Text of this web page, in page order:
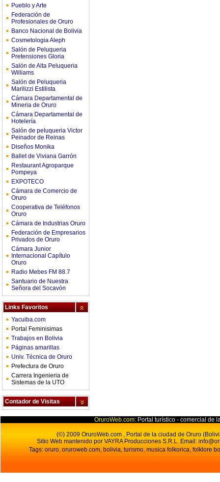
Pueblo y Arte
Federación de
Profesionales de Oruro
Banco Nacional de Bolivia
Cosmetologia Aleph
Salón de Peluqueria
Pretensiones Gloria
Salón de Alta Peluqueria
Williams
Salón de Peluqueria
Marilizzi Estilista
Cámara Departamental de
Mineria de Oruro
Cámara Departamental de
Hotelería
Salón de peluqueria Victor
Peinador de Reinas
Diseños Monika
Ballet de Viviana Garrón
Restaurant Agroparque
Pompeya
EXPOTECO
Cámara de Comercio de
Oruro
Cooperativa de Teléfonos
Oruro
Cámara de Industrias Oruro
Federación de Empresarios
Privados de Oruro
Cámara Junior
Internacional Capítulo
Oruro
Radio Mebes FM 88.7
Santuario de Nuestra
Señora del Socavón
Links Favoritos
Yacuiba.com
Portal Feminisimas
Trabajos en Bolivia
Páginas amarillas
Univ. Técnica de Oruro
Prefectura de Oruro
Carrera Ingenieria de
Sistemas de la UTO
Contador de Visitas
OruroWeb.com: Portal turístico - comercial de
(©) 2009 OruroWeb.com , Portal de la ciudad de Oruro
Sitio Web mantenido por VAYRA Producciones S.R.L. Email:
Tags: oruro, oruroweb.com, bolivia, turismo, musica folkorica, folklore